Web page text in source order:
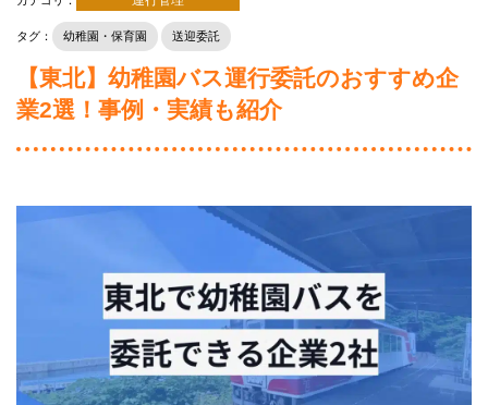
タグ： 幼稚園・保育園 送迎委託
【東北】幼稚園バス運行委託のおすすめ企
業2選！事例・実績も紹介